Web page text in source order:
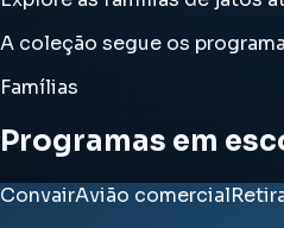
A coleção segue os
Famílias
Programas em
ConvairAvião comercial